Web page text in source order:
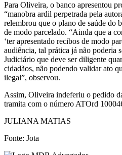
Para Oliveira, o banco apresentou
“manobra ardil perpetrada pela
relembrou que o plano de saúde do
de modo parcelado. “Ainda que a
‘ter apresentado recibos de modo
audiência, tal prática já não poderia
Judiciário que deve ser diligente
cidadãos, não podendo validar ato
ilegal”, observou.
Assim, Oliveira indeferiu o pedido
tramita com o número ATOrd
JULIANA MATIAS
Fonte: Jota